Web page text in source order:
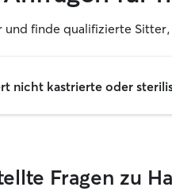
und finde qualifizierte
nicht kastrierte oder
Fragen zu